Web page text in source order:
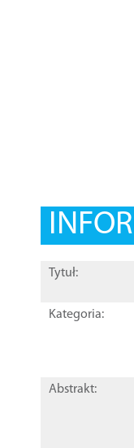
Tytuł:
Kategoria:
Abstrakt: